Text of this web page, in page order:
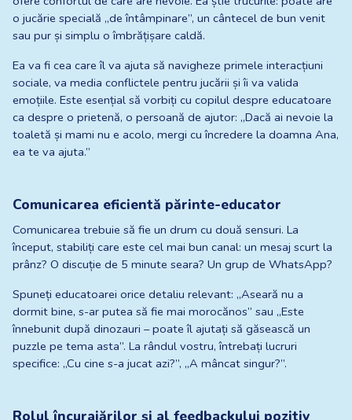
o jucărie specială „de întâmpinare”, un cântecel de bun venit
sau pur și simplu o îmbrățișare caldă.
Ea va fi cea care îl va ajuta să navigheze primele interacțiuni
sociale, va media conflictele pentru jucării și îi va valida
emoțiile. Este esențial să vorbiți cu copilul despre educatoare
ca despre o prietenă, o persoană de ajutor: „Dacă ai nevoie la
toaletă și mami nu e acolo, mergi cu încredere la doamna Ana,
ea te va ajuta.”
Comunicarea eficientă părinte-educator
Comunicarea trebuie să fie un drum cu două sensuri. La
început, stabiliți care este cel mai bun canal: un mesaj scurt la
prânz? O discuție de 5 minute seara? Un grup de WhatsApp?
Spuneți educatoarei orice detaliu relevant: „Aseară nu a
dormit bine, s-ar putea să fie mai morocănos” sau „Este
înnebunit după dinozauri – poate îl ajutați să găsească un
puzzle pe tema asta”. La rândul vostru, întrebați lucruri
specifice: „Cu cine s-a jucat azi?”, „A mâncat singur?”.
Rolul încurajărilor și al feedbackului pozitiv